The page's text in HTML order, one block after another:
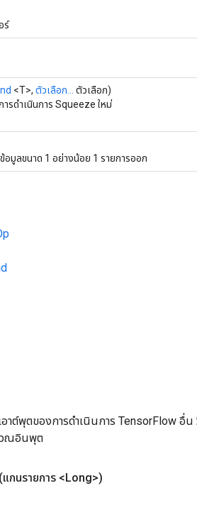
ร์
<T>, ตัวเลือก...
ตัวเลือก)
รดำเนินการ Squeeze ใหม่
มูลขนาด 1 อย่างน้อย 1 รายการออก
าต์พุตของการดำเนินการ TensorFlow อื่น
วณอินพุต
(แกนรายการ <Long>)